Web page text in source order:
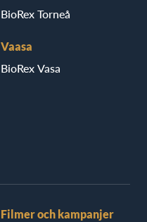
BioRex Torneå
Vaasa
BioRex Vasa
Filmer och kampanjer